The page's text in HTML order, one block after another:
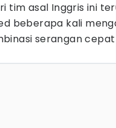
tim asal Inggris ini
beberapa kali
serangan